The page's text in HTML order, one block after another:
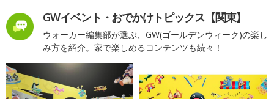
GWイベント・おでかけトピックス【関東】
ウォーカー編集部が選ぶ、GW(ゴールデンウィーク)の楽し
み方を紹介。家で楽しめるコンテンツも続々！